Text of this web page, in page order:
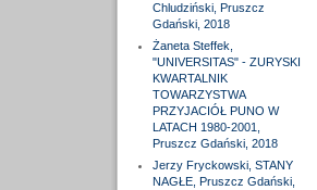
Chludziński, Pruszcz
Gdański, 2018
Żaneta Steffek,
"UNIVERSITAS" - ZURYSKI
KWARTALNIK
TOWARZYSTWA
PRZYJACIÓŁ PUNO W
LATACH 1980-2001,
Pruszcz Gdański, 2018
Jerzy Fryckowski, STANY
NAGŁE, Pruszcz Gdański,